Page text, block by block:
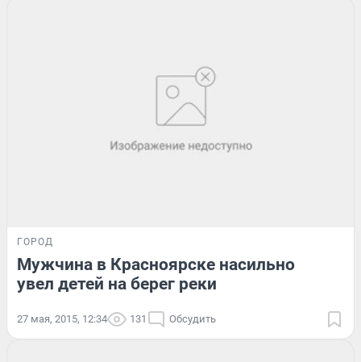
ГОРОД
Мужчина в Красноярске насильно
увел детей на берег реки
27 мая, 2015, 12:34 131 Обсудить